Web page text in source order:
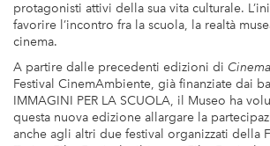
protagonisti attivi della sua vita culturale.
favorire l’incontro fra la scuola, la realtà
cinema.
A partire dalle precedenti edizioni di
Festival CinemAmbiente, già finanziate dai
IMMAGINI PER LA SCUOLA, il Museo ha
questa nuova edizione allargare la
anche agli altri due festival organizzati della